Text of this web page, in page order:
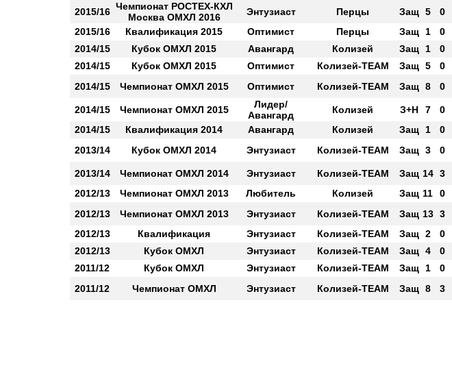
2015/16 Чемпионат РОСТЕХ-КХЛ
Москва ОМХЛ 2016
Энтузиаст Перцы Защ 5 0
2015/16
Квалификация 2015 Оптимист Перцы Защ 1 0
2014/15
Кубок ОМХЛ 2015 Авангард Колизей Защ 1 0
2014/15
Кубок ОМХЛ 2015 Оптимист Колизей-ТЕАМ Защ 5 0
2014/15
Чемпионат ОМХЛ 2015 Оптимист Колизей-ТЕАМ Защ 8 0
2014/15 Чемпионат ОМХЛ 2015
Лидер/
Авангард
Колизей З+Н 7 0
2014/15
Квалификация 2014 Авангард Колизей Защ 1 0
2013/14
Кубок ОМХЛ 2014 Энтузиаст Колизей-ТЕАМ Защ 3 0
2013/14 Чемпионат ОМХЛ 2014 Энтузиаст Колизей-ТЕАМ Защ 14 3
2012/13
Чемпионат ОМХЛ 2013 Любитель Колизей Защ 11 0
2012/13
Чемпионат ОМХЛ 2013 Энтузиаст Колизей-ТЕАМ Защ 13 3
2012/13
Квалификация Энтузиаст Колизей-ТЕАМ Защ 2 0
2012/13
Кубок ОМХЛ Энтузиаст Колизей-ТЕАМ Защ 4 0
2011/12
Кубок ОМХЛ Энтузиаст Колизей-ТЕАМ Защ 1 0
2011/12
Чемпионат ОМХЛ Энтузиаст Колизей-ТЕАМ Защ 8 3